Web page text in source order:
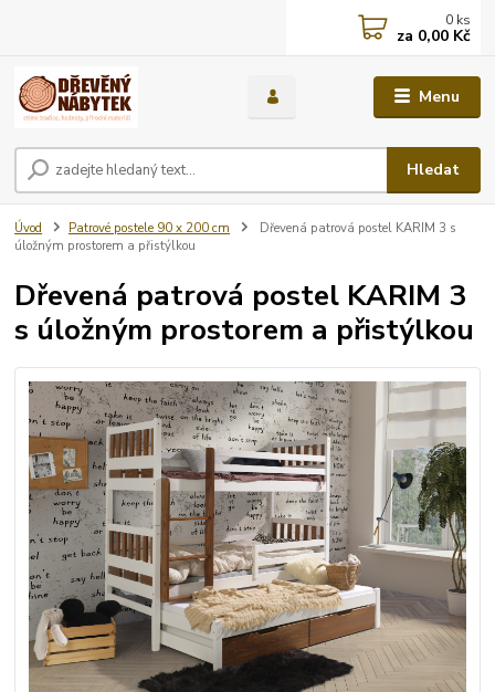
Menu
Hledat
0 ks
za 0,00 Kč
Úvod Patrové postele 90 x 200 cm
Dřevená patrová postel KARIM 3 s
úložným prostorem a přistýlkou
Dřevená patrová postel KARIM 3
s úložným prostorem a přistýlkou